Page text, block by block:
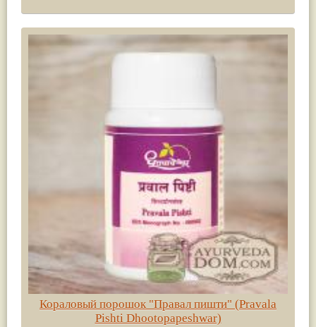
Кораловый порошок "Правал пишти" (Pravala
Pishti Dhootopapeshwar)